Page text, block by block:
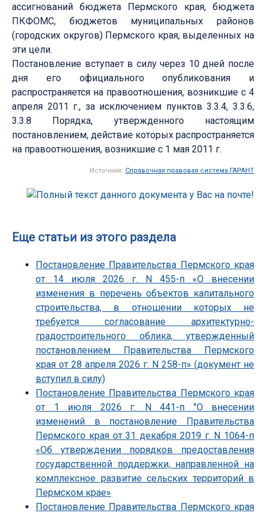
ассигнований бюджета Пермского края, бюджета
ПКФОМС, бюджетов муниципальных районов
(городских округов) Пермского края, выделенных на
эти цели.
Постановление вступает в силу через 10 дней после
дня его официального опубликования и
распространяется на правоотношения, возникшие с 4
апреля 2011 г., за исключением пунктов 3.3.4, 3.3.6,
3.3.8 Порядка, утвержденного настоящим
постановлением, действие которых распространяется
на правоотношения, возникшие с 1 мая 2011 г.
Источник: Справочная правовая система ГАРАНТ
Еще статьи из этого раздела
Постановление Правительства Пермского края
от 14 июля 2026 г. N 455-п «О внесении
изменения в перечень объектов капитального
строительства, в отношении которых не
требуется согласование архитектурно-
градостроительного облика, утвержденный
постановлением Правительства Пермского
края от 28 апреля 2026 г. N 258-п» (документ не
вступил в силу)
Постановление Правительства Пермского края
от 1 июля 2026 г. N 441-п "О внесении
изменений в постановление Правительства
Пермского края от 31 декабря 2019 г. N 1064-п
«Об утверждении порядков предоставления
государственной поддержки, направленной на
комплексное развитие сельских территорий в
Пермском крае»
Постановление Правительства Пермского края